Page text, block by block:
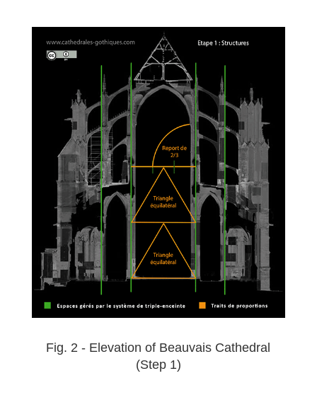
Fig. 2 - Elevation of Beauvais Cathedral
(Step 1)